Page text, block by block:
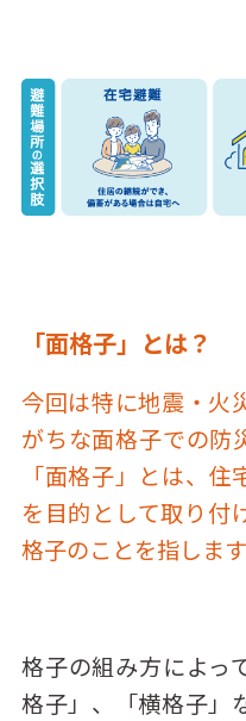
「面格子」とは？
今回は特に地震・火
がちな面格子での防
「面格子」とは、
を目的として取り付
格子のことを指します
格子の組み方によっ
格子」、「横格子」